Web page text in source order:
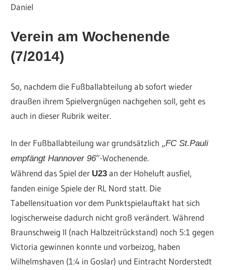
Daniel
Verein am Wochenende
(7/2014)
So, nachdem die Fußballabteilung ab sofort wieder
draußen ihrem Spielvergnügen nachgehen soll, geht es
auch in dieser Rubrik weiter.
In der Fußballabteilung war grundsätzlich „FC St.Pauli
empfängt Hannover 96“-Wochenende.
Während das Spiel der U23 an der Hoheluft ausfiel,
fanden einige Spiele der RL Nord statt. Die
Tabellensituation vor dem Punktspielauftakt hat sich
logischerweise dadurch nicht groß verändert. Während
Braunschweig II (nach Halbzeitrückstand) noch 5:1 gegen
Victoria gewinnen konnte und vorbeizog, haben
Wilhelmshaven (1:4 in Goslar) und Eintracht Norderstedt